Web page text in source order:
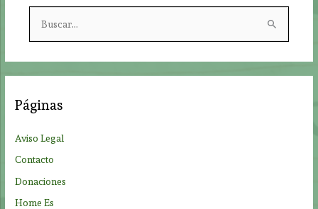
c
r
:
Páginas
Aviso Legal
Contacto
Donaciones
Home Es